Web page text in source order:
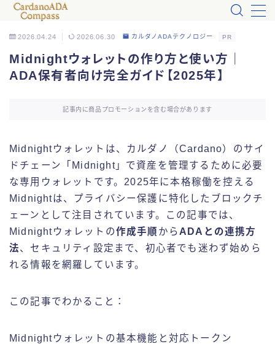
MENU
カルダノADA入門
プロフィール
なぜカルダノADA?
カルダノADA体験
カルダノADA_Tips
2026.04.24 2026.06.30 カルダノADAテクノロジー PR
Midnightウォレットの作り方と使い方｜
ADA保有者向け完全ガイド【2025年】
記事内に商品プロモーションを含む場合があります
Midnightウォレットは、カルダノ（Cardano）のサイ
ドチェーン「Midnight」で資産を管理するために必要
な専用ウォレットです。2025年に本格稼働を控える
Midnightは、プライバシー保護に特化したブロックチ
ェーンとして注目されています。この記事では、
Midnightウォレットの作成手順 から ADAとの連携方
法、セキュリティ設定まで、初心者でも迷わず始めら
れる情報を網羅しています。
この記事でわかること：
Midnightウォレットの基本機能と対応トークン